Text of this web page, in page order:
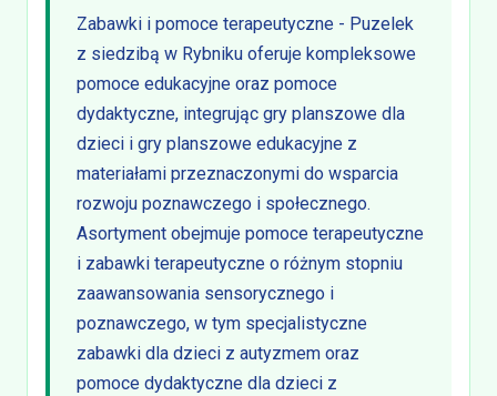
Zabawki i pomoce terapeutyczne - Puzelek
z siedzibą w Rybniku oferuje kompleksowe
pomoce edukacyjne oraz pomoce
dydaktyczne, integrując gry planszowe dla
dzieci i gry planszowe edukacyjne z
materiałami przeznaczonymi do wsparcia
rozwoju poznawczego i społecznego.
Asortyment obejmuje pomoce terapeutyczne
i zabawki terapeutyczne o różnym stopniu
zaawansowania sensorycznego i
poznawczego, w tym specjalistyczne
zabawki dla dzieci z autyzmem oraz
pomoce dydaktyczne dla dzieci z